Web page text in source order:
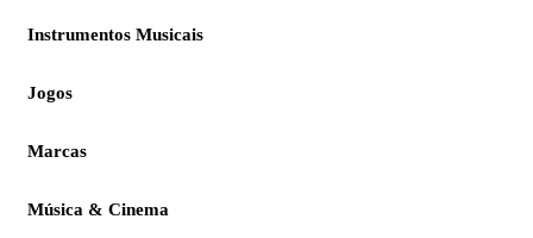
Instrumentos Musicais
Jogos
Marcas
Música & Cinema